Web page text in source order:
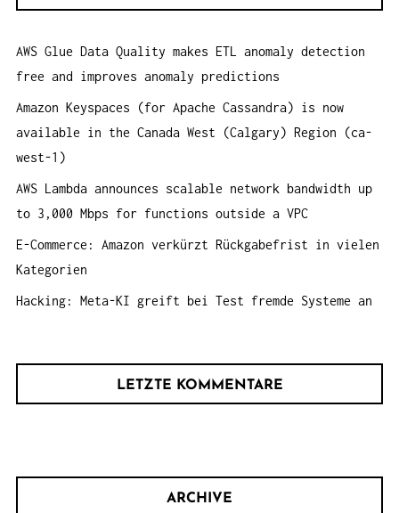
I
a
c
h
:
AWS Glue Data Quality makes ETL anomaly detection
free and improves anomaly predictions
Amazon Keyspaces (for Apache Cassandra) is now
available in the Canada West (Calgary) Region (ca-
west-1)
AWS Lambda announces scalable network bandwidth up
to 3,000 Mbps for functions outside a VPC
E-Commerce: Amazon verkürzt Rückgabefrist in vielen
Kategorien
Hacking: Meta-KI greift bei Test fremde Systeme an
LETZTE KOMMENTARE
ARCHIVE